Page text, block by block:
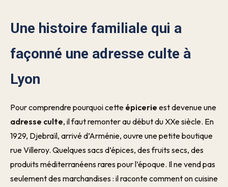
Une histoire familiale qui a
façonné une adresse culte à
Lyon
Pour comprendre pourquoi cette épicerie est devenue une
adresse culte, il faut remonter au début du XXe siècle. En
1929, Djebraïl, arrivé d’Arménie, ouvre une petite boutique
rue Villeroy. Quelques sacs d’épices, des fruits secs, des
produits méditerranéens rares pour l’époque. Il ne vend pas
seulement des marchandises : il raconte comment on cuisine